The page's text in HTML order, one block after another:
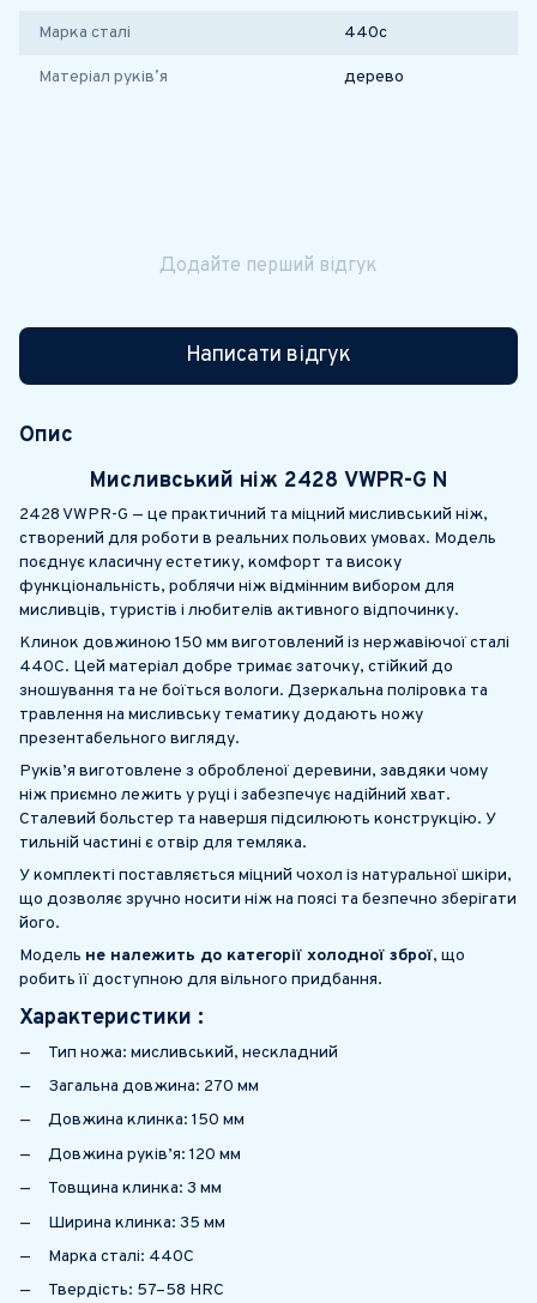
Марка сталі 440с
Матеріал руківʼя дерево
Додайте перший відгук
Написати відгук
Опис
Мисливський ніж 2428 VWPR-G N
2428 VWPR-G — це практичний та міцний мисливський ніж,
створений для роботи в реальних польових умовах. Модель
поєднує класичну естетику, комфорт та високу
функціональність, роблячи ніж відмінним вибором для
мисливців, туристів і любителів активного відпочинку.
Клинок довжиною 150 мм виготовлений із нержавіючої сталі
440C. Цей матеріал добре тримає заточку, стійкий до
зношування та не боїться вологи. Дзеркальна поліровка та
травлення на мисливську тематику додають ножу
презентабельного вигляду.
Руків’я виготовлене з обробленої деревини, завдяки чому
ніж приємно лежить у руці і забезпечує надійний хват.
Сталевий больстер та навершя підсилюють конструкцію. У
тильній частині є отвір для темляка.
У комплекті поставляється міцний чохол із натуральної шкіри,
що дозволяє зручно носити ніж на поясі та безпечно зберігати
його.
Модель не належить до категорії холодної зброї, що
робить її доступною для вільного придбання.
Характеристики :
Тип ножа: мисливський, нескладний
Загальна довжина: 270 мм
Довжина клинка: 150 мм
Довжина руків’я: 120 мм
Товщина клинка: 3 мм
Ширина клинка: 35 мм
Марка сталі: 440C
Твердість: 57–58 HRC